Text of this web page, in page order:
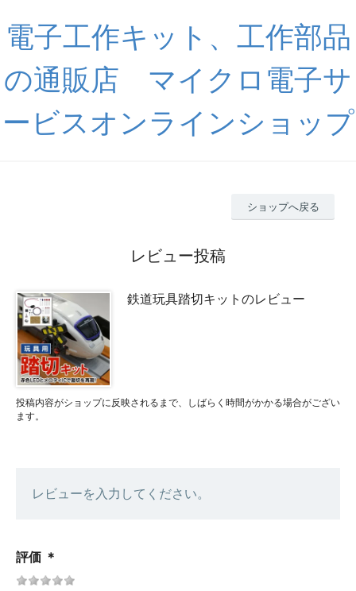
電子工作キット、工作部品
の通販店 マイクロ電子サ
ービスオンラインショップ
ショップへ戻る
レビュー投稿
鉄道玩具踏切キットのレビュー
投稿内容がショップに反映されるまで、しばらく時間がかかる場合がござい
ます。
レビューを入力してください。
評価 ＊